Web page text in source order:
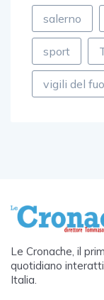
salerno
sport
vigili del
Le Cronache, il
quotidiano
Italia.